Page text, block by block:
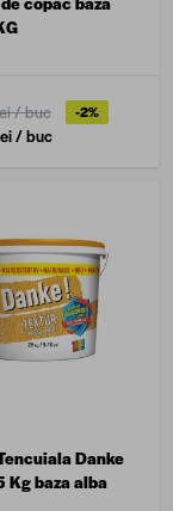
/ buc -2%
/ buc
Danke
Kg baza alba